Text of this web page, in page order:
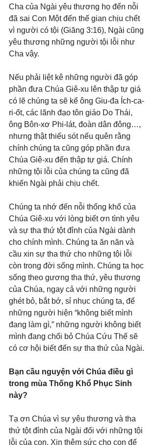
Cha của Ngài yêu thương họ đến nỗi
đã sai Con Một đến thế gian chịu chết
vì người có tội (Giăng 3:16), Ngài cũng
yêu thương những người tội lỗi như
Cha vậy.
Nếu phải liệt kê những người đã góp
phần đưa Chúa Giê-xu lên thập tự giá
có lẽ chúng ta sẽ kể ông Giu-đa Ích-ca-
ri-ốt, các lãnh đạo tôn giáo Do Thái,
ông Bôn-xơ Phi-lát, đoàn dân đông…,
nhưng thật thiếu sót nếu quên rằng
chính chúng ta cũng góp phần đưa
Chúa Giê-xu đến thập tự giá. Chính
những tội lỗi của chúng ta cũng đã
khiến Ngài phải chịu chết.
Chúng ta nhớ đến nỗi thống khổ của
Chúa Giê-xu với lòng biết ơn tình yêu
và sự tha thứ tột đỉnh của Ngài dành
cho chính mình. Chúng ta ăn năn và
cầu xin sự tha thứ cho những tội lỗi
còn trong đời sống mình. Chúng ta học
sống theo gương tha thứ, yêu thương
của Chúa, ngay cả với những người
ghét bỏ, bắt bớ, sỉ nhục chúng ta, để
những người hiện “không biết mình
đang làm gì,” những người không biết
mình đang chối bỏ Chúa Cứu Thế sẽ
có cơ hội biết đến sự tha thứ của Ngài.
Bạn cầu nguyện với Chúa điều gì
trong mùa Thống Khổ Phục Sinh
này?
Tạ ơn Chúa vì sự yêu thương và tha
thứ tột đỉnh của Ngài đối với những tội
lỗi của con. Xin thêm sức cho con để